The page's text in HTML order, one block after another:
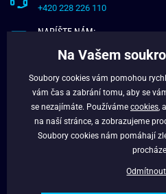
+420 228 226 110
NAPÍŠTE NÁM:
O NÁS
VĚRNOSTNÍ PROGRAM
Na Vašem
Soubory cookies vám pomohou
vám čas a zabrání tomu, aby se
se nezajímáte. Používáme cookies ,
na naší stránce, a zobrazujeme
Soubory cookies nám pomáhají